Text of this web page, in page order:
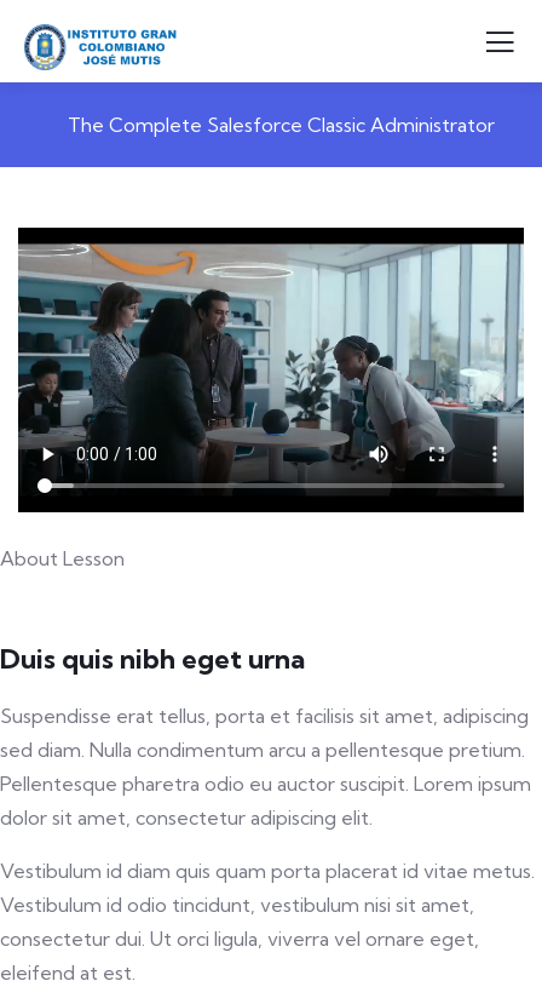
The Complete Salesforce Classic Administrator
About Lesson
Duis quis nibh eget urna
Suspendisse erat tellus, porta et facilisis sit amet, adipiscing
sed diam. Nulla condimentum arcu a pellentesque pretium.
Pellentesque pharetra odio eu auctor suscipit. Lorem ipsum
dolor sit amet, consectetur adipiscing elit.
Vestibulum id diam quis quam porta placerat id vitae metus.
Vestibulum id odio tincidunt, vestibulum nisi sit amet,
consectetur dui. Ut orci ligula, viverra vel ornare eget,
eleifend at est.